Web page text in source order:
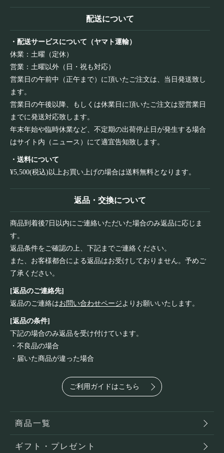
配送について
・配送サービスについて（ヤマト運輸）
休業：土曜（定休）
営業：土曜以外（日・祝も対応）
営業日の午前中（正午まで）に頂いたご注文は、当日発送致し
ます。
営業日の午後以降、もしくは休業日に頂いたご注文は翌営業日
までに発送対応致します。
年末年始や臨時休業など、不定期の出荷停止日が発生する場合
はサイト内（ニュース）にて適宜告知致します。
・送料について
¥5,500(税込)以上お買い上げの場合は送料無料となります。
返品・交換について
商品到着後7日以内にご連絡いただいた場合のみ返品に応じま
す。
返品条件をご確認の上、下記までご連絡ください。
また、お客様都合による返品はお受けしておりません。予めご
了承ください。
[返品のご連絡先]
返品のご連絡はお問い合わせページよりお願いいたします。
[返品の条件]
下記の場合のみ返品を受け付けています。
・不良品の場合
・届いた商品が違った場合
ご利用ガイドはこちら
商品一覧
ギフト・プレゼント